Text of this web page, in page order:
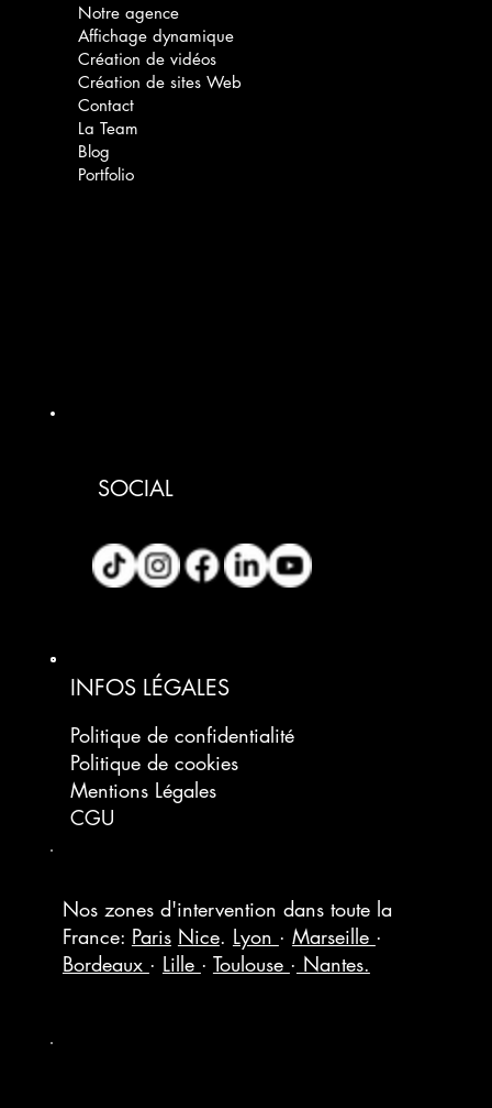
Nos zones d'intervention dans toute la
France: Paris Nice. Lyon · Marseille ·
Bordeaux · Lille · Toulouse · Nantes.
Notre agence
Affichage dynamique
Création de vidéos
Création de sites Web
Contact
La Team
Blog
Portfolio
SOCIAL
INFOS LÉGALES
Politique de confidentialité
Politique de cookies
Mentions Légales
CGU